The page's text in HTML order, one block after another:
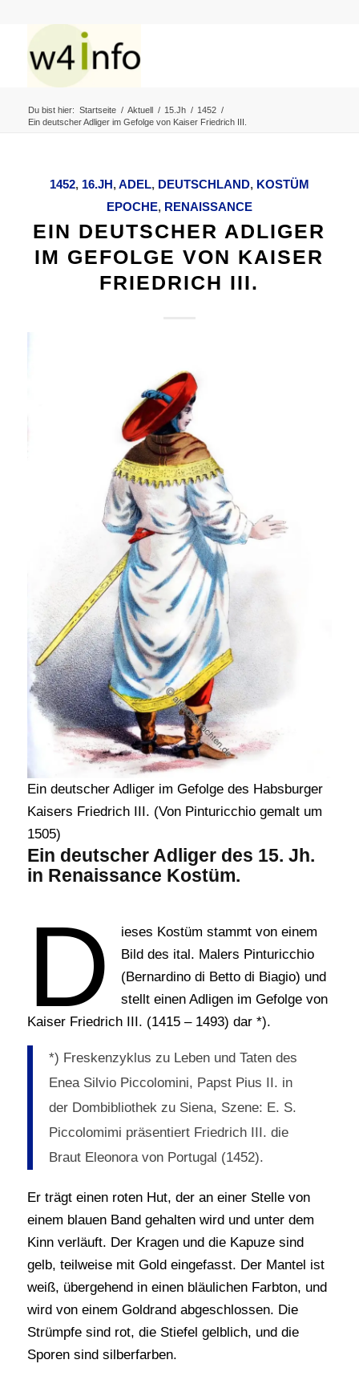
Du bist hier: Startseite / Aktuell / 15.Jh / 1452 /
Ein deutscher Adliger im Gefolge von Kaiser Friedrich III.
1452, 16.JH,ADEL, DEUTSCHLAND, KOSTÜM
EPOCHE, RENAISSANCE
EIN DEUTSCHER ADLIGER
IM GEFOLGE VON KAISER
FRIEDRICH III.
Ein deutscher Adliger im Gefolge des Habsburger
Kaisers Friedrich III. (Von Pinturicchio gemalt um
1505)
Ein deutscher Adliger des 15. Jh.
in Renaissance Kostüm.
D
ieses Kostüm stammt von einem
Bild des ital. Malers Pinturicchio
(Bernardino di Betto di Biagio) und
stellt einen Adligen im Gefolge von
Kaiser Friedrich III. (1415 – 1493) dar *).
*) Freskenzyklus zu Leben und Taten des
Enea Silvio Piccolomini, Papst Pius II. in
der Dombibliothek zu Siena, Szene: E. S.
Piccolomimi präsentiert Friedrich III. die
Braut Eleonora von Portugal (1452).
Er trägt einen roten Hut, der an einer Stelle von
einem blauen Band gehalten wird und unter dem
Kinn verläuft. Der Kragen und die Kapuze sind
gelb, teilweise mit Gold eingefasst. Der Mantel ist
weiß, übergehend in einen bläulichen Farbton, und
wird von einem Goldrand abgeschlossen. Die
Strümpfe sind rot, die Stiefel gelblich, und die
Sporen sind silberfarben.